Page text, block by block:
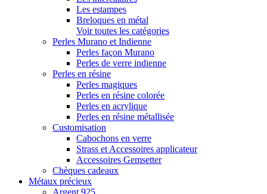
Les estampes
Breloques en métal
Voir toutes les catégories
Perles Murano et Indienne
Perles façon Murano
Perles de verre indienne
Perles en résine
Perles magiques
Perles en résine colorée
Perles en acrylique
Perles en résine métallisée
Customisation
Cabochons en verre
Strass et Accessoires applicateur
Accessoires Gemsetter
Chèques cadeaux
Métaux précieux
Argent 925